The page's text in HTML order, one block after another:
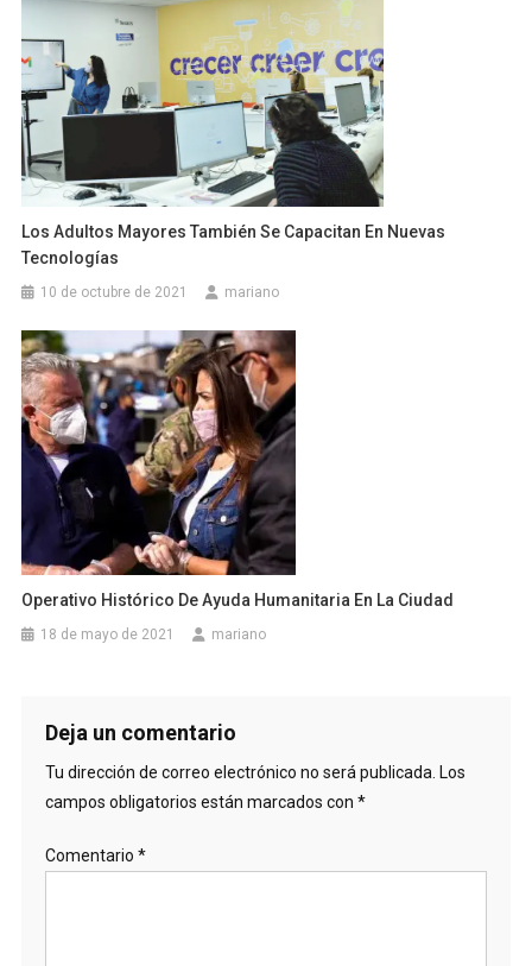
Los Adultos Mayores También Se Capacitan En Nuevas
Tecnologías
10 de octubre de 2021 mariano
Operativo Histórico De Ayuda Humanitaria En La Ciudad
18 de mayo de 2021 mariano
Deja un comentario
Tu dirección de correo electrónico no será publicada. Los
campos obligatorios están marcados con *
Comentario *